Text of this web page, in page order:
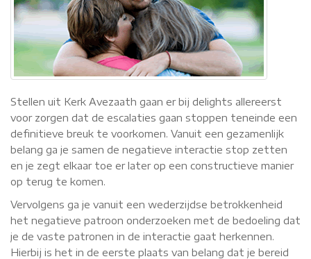
Stellen uit Kerk Avezaath gaan er bij delights allereerst
voor zorgen dat de escalaties gaan stoppen teneinde een
definitieve breuk te voorkomen. Vanuit een gezamenlijk
belang ga je samen de negatieve interactie stop zetten
en je zegt elkaar toe er later op een constructieve manier
op terug te komen.
Vervolgens ga je vanuit een wederzijdse betrokkenheid
het negatieve patroon onderzoeken met de bedoeling dat
je de vaste patronen in de interactie gaat herkennen.
Hierbij is het in de eerste plaats van belang dat je bereid